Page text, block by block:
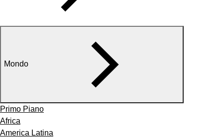
Mondo
Primo Piano
Africa
America Latina